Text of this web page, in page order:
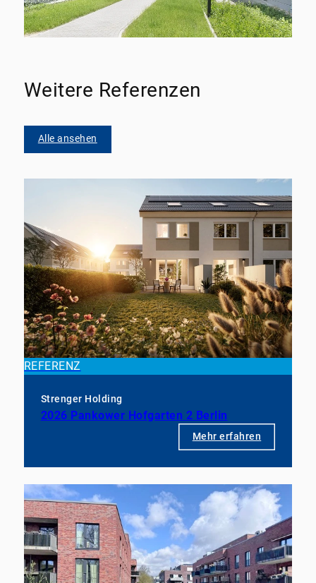
Weitere Referenzen
Alle ansehen
REFERENZ
Strenger Holding
2026 Pankower Hofgarten 2 Berlin
Mehr erfahren